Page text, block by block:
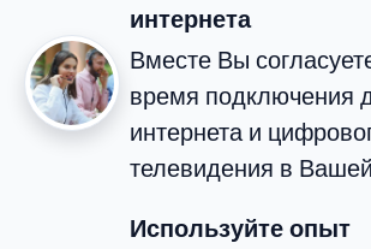
интернета
Вместе Вы
время подключения
интернета и
телевидения в
Используйте опыт